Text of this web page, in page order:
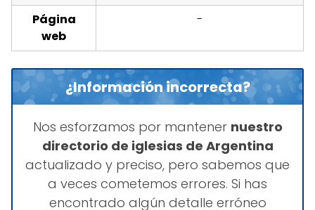
Página
web
-
¿Información incorrecta?
Nos esforzamos por mantener nuestro
directorio de iglesias de Argentina
actualizado y preciso, pero sabemos que
a veces cometemos errores. Si has
encontrado algún detalle erróneo